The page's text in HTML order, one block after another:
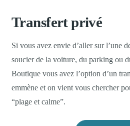
Transfert privé
Si vous avez envie d’aller sur l’une
soucier de la voiture, du parking ou
Boutique vous avez l’option d’un
emmène et on vient vous chercher
“plage et calme”.